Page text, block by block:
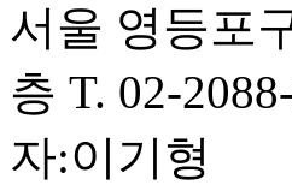
서울 영등포
층 T. 02-
자:이기형